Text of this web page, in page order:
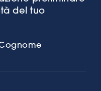
del tuo